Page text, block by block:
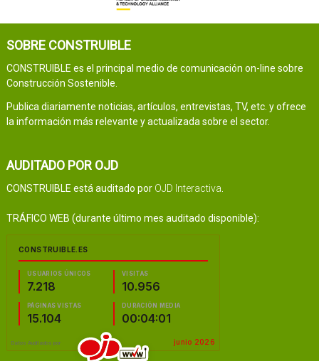
SOBRE CONSTRUIBLE
CONSTRUIBLE es el principal medio de comunicación on-line sobre
Construcción Sostenible.
Publica diariamente noticias, artículos, entrevistas, TV, etc. y ofrece
la información más relevante y actualizada sobre el sector.
AUDITADO POR OJD
CONSTRUIBLE está auditado por OJD Interactiva.
TRÁFICO WEB (durante último mes auditado disponible):